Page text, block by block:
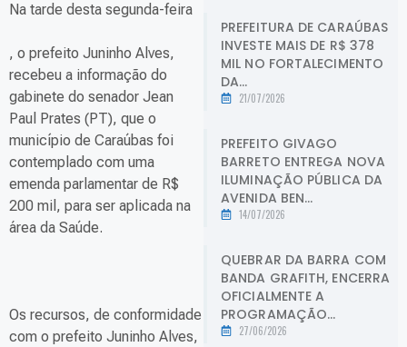
Na tarde desta segunda-feira
, o prefeito Juninho Alves,
recebeu a informação do
gabinete do senador Jean
Paul Prates (PT), que o
município de Caraúbas foi
contemplado com uma
emenda parlamentar de R$
200 mil, para ser aplicada na
área da Saúde.
Os recursos, de conformidade
com o prefeito Juninho Alves,
PREFEITURA DE CARAÚBAS
INVESTE MAIS DE R$ 378
MIL NO FORTALECIMENTO
DA...
21/07/2026
PREFEITO GIVAGO
BARRETO ENTREGA NOVA
ILUMINAÇÃO PÚBLICA DA
AVENIDA BEN...
14/07/2026
QUEBRAR DA BARRA COM
BANDA GRAFITH, ENCERRA
OFICIALMENTE A
PROGRAMAÇÃO...
27/06/2026